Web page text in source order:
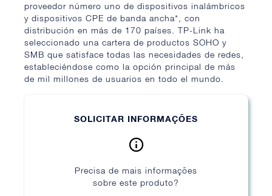
proveedor número uno de dispositivos inalámbricos
y dispositivos CPE de banda ancha*, con
distribución en más de 170 países. TP-Link ha
seleccionado una cartera de productos SOHO y
SMB que satisface todas las necesidades de redes,
estableciéndose como la opción principal de más
de mil millones de usuarios en todo el mundo.
SOLICITAR INFORMAÇÕES
Precisa de mais informações
sobre este produto?